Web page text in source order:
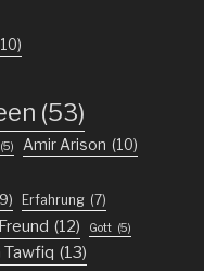
(53)
(5) Amir Arison (10)
Erfahrung (7)
Freund (12) Gott (5)
Tawfiq (13)